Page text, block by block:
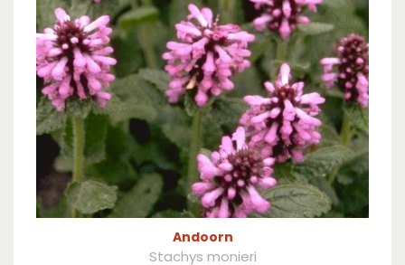
Andoorn
Stachys monieri